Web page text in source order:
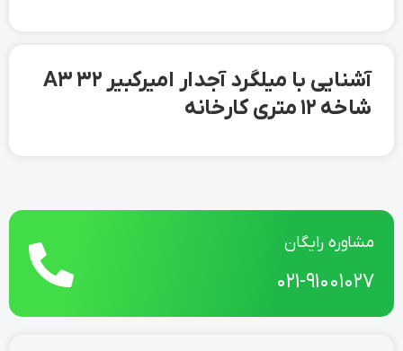
مشاوره رایگان
021-91001027
آشنایی با میلگرد آجدار امیرکبیر 32 A3
شاخه 12 متری کارخانه